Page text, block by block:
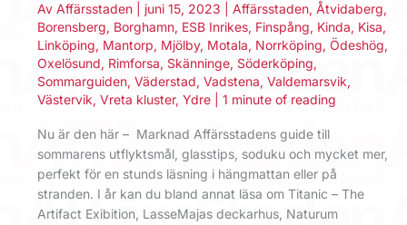
Av Affärsstaden juni 15, 2023 Affärsstaden, Åtvidaberg,
Borensberg, Borghamn, ESB Inrikes, Finspång, Kinda, Kisa,
Linköping, Mantorp, Mjölby, Motala, Norrköping, Ödeshög,
Oxelösund, Rimforsa, Skänninge, Söderköping,
Sommarguiden, Väderstad, Vadstena, Valdemarsvik,
Västervik, Vreta kluster, Ydre 1 minute of reading
Nu är den här – Marknad Affärsstadens guide till
sommarens utflyktsmål, glasstips, soduku och mycket mer,
perfekt för en stunds läsning i hängmattan eller på
stranden. I år kan du bland annat läsa om Titanic – The
Artifact Exibition, LasseMajas deckarhus, Naturum